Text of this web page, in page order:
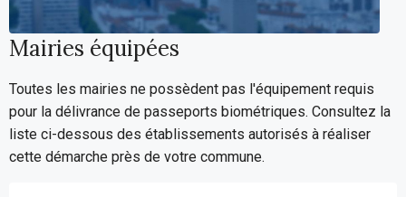
Mairies équipées
Toutes les mairies ne possèdent pas l'équipement requis
pour la délivrance de passeports biométriques. Consultez la
liste ci-dessous des établissements autorisés à réaliser
cette démarche près de votre commune.